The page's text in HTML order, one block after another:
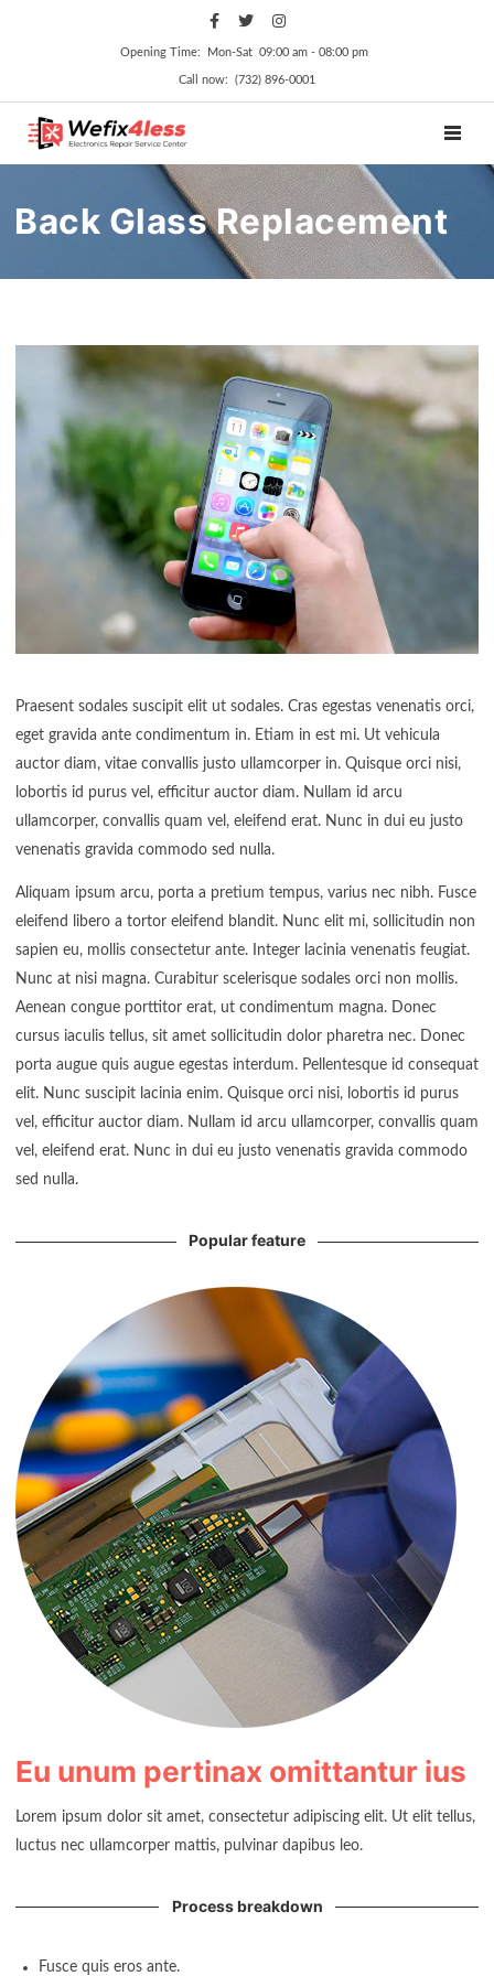
Opening Time: Mon‑Sat 09:00 am ‑ 08:00 pm
Call now: (732) 896-0001
Back Glass Replacement
Praesent sodales suscipit elit ut sodales. Cras egestas venenatis orci,
eget gravida ante condimentum in. Etiam in est mi. Ut vehicula
auctor diam, vitae convallis justo ullamcorper in. Quisque orci nisi,
lobortis id purus vel, efficitur auctor diam. Nullam id arcu
ullamcorper, convallis quam vel, eleifend erat. Nunc in dui eu justo
venenatis gravida commodo sed nulla.
Aliquam ipsum arcu, porta a pretium tempus, varius nec nibh. Fusce
eleifend libero a tortor eleifend blandit. Nunc elit mi, sollicitudin non
sapien eu, mollis consectetur ante. Integer lacinia venenatis feugiat.
Nunc at nisi magna. Curabitur scelerisque sodales orci non mollis.
Aenean congue porttitor erat, ut condimentum magna. Donec
cursus iaculis tellus, sit amet sollicitudin dolor pharetra nec. Donec
porta augue quis augue egestas interdum. Pellentesque id consequat
elit. Nunc suscipit lacinia enim. Quisque orci nisi, lobortis id purus
vel, efficitur auctor diam. Nullam id arcu ullamcorper, convallis quam
vel, eleifend erat. Nunc in dui eu justo venenatis gravida commodo
sed nulla.
Popular feature
Eu unum pertinax omittantur ius
Lorem ipsum dolor sit amet, consectetur adipiscing elit. Ut elit tellus,
luctus nec ullamcorper mattis, pulvinar dapibus leo.
Process breakdown
Fusce quis eros ante.